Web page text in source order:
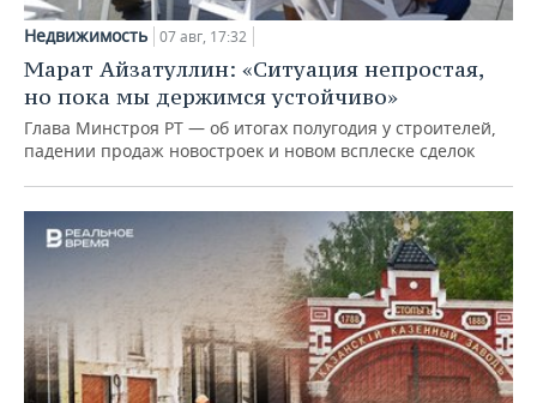
Недвижимость 07 авг, 17:32
Марат Айзатуллин: «Ситуация непростая,
но пока мы держимся устойчиво»
Глава Минстроя РТ — об итогах полугодия у строителей,
падении продаж новостроек и новом всплеске сделок